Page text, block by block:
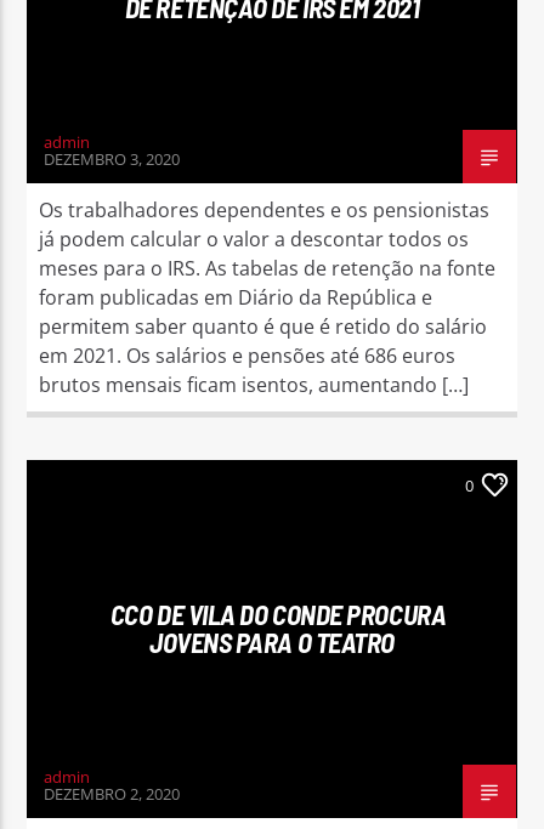
DE RETENÇÃO DE IRS EM 2021
admin
DEZEMBRO 3, 2020
Os trabalhadores dependentes e os pensionistas
já podem calcular o valor a descontar todos os
meses para o IRS. As tabelas de retenção na fonte
foram publicadas em Diário da República e
permitem saber quanto é que é retido do salário
em 2021. Os salários e pensões até 686 euros
brutos mensais ficam isentos, aumentando […]
0
CCO DE VILA DO CONDE PROCURA
JOVENS PARA O TEATRO
admin
DEZEMBRO 2, 2020